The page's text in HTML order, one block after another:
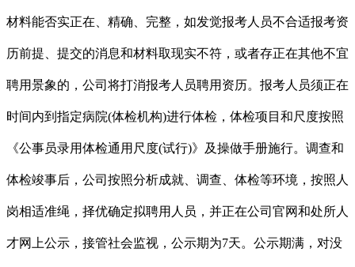
材料能否实正在、精确、完整，如发觉报考人员不合适报考资
历前提、提交的消息和材料取现实不符，或者存正在其他不宜
聘用景象的，公司将打消报考人员聘用资历。报考人员须正在
时间内到指定病院(体检机构)进行体检，体检项目和尺度按照
《公事员录用体检通用尺度(试行)》及操做手册施行。调查和
体检竣事后，公司按照分析成就、调查、体检等环境，按照人
岗相适准绳，择优确定拟聘用人员，并正在公司官网和处所人
才网上公示，接管社会监视，公示期为7天。公示期满，对没